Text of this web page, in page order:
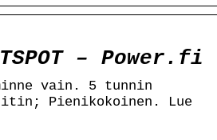
– Power.fi
vain. 5 tunnin
Pienikokoinen. Lue